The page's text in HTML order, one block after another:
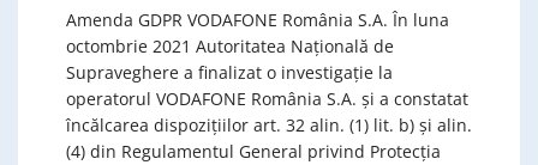
Amenda GDPR VODAFONE România S.A. În luna
octombrie 2021 Autoritatea Națională de
Supraveghere a finalizat o investigație la
operatorul VODAFONE România S.A. și a constatat
încălcarea dispozițiilor art. 32 alin. (1) lit. b) și alin.
(4) din Regulamentul General privind Protecția